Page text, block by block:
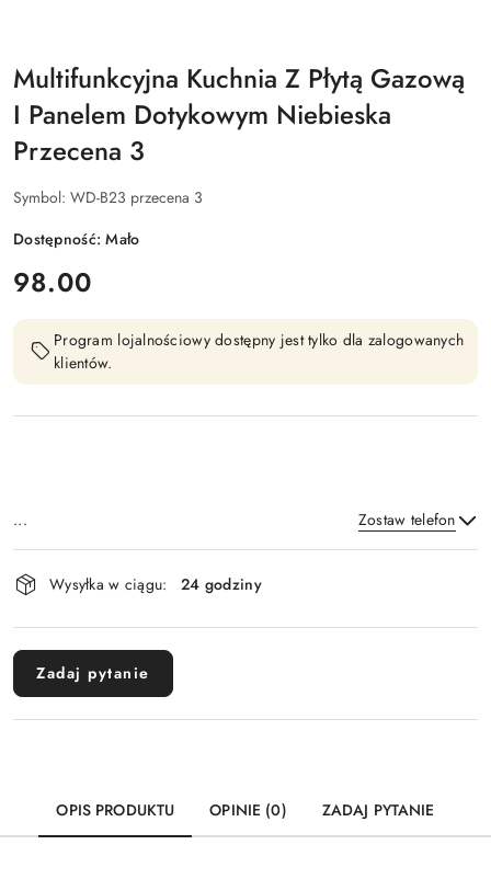
Multifunkcyjna Kuchnia Z Płytą Gazową
I Panelem Dotykowym Niebieska
Przecena 3
Symbol: WD-B23 przecena 3
Dostępność:Mało
cena:
98.00
Program lojalnościowy dostępny jest tylko dla zalogowanych
klientów.
... Zostaw telefon
Dostępność
i
dostawa
Wysyłka w ciągu: 24 godziny
Zadaj pytanie
OPIS PRODUKTU OPINIE (0) ZADAJ PYTANIE